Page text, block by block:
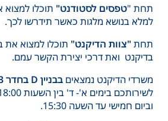
תחת "טפסים לסטודנט" תוכלו
למלא בנושא מלגות כאשר תידרשו לכך.
תחת "צוות הדיקנט" תוכלו למצוא את
בדיקנט ואת דרכי יצירת הקשר עמם.
משרדי הדיקנט נמצאים בבניין D בחדר 153
לשירותכם בימים א'- ד' בין השעות 8:00-18:00
וביום חמישי עד השעה 15:30.